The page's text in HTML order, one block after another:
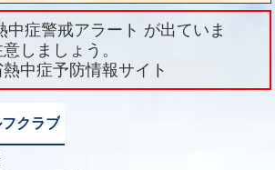
中症警戒アラート が出ていま
しましょう。
中症予防情報サイト
クラブ